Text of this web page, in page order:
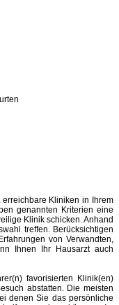
Kliniken in Ihrem
genannten Kriterien eine
Klinik schicken. Anhand
treffen. Berücksichtigen
von Verwandten,
Ihnen Ihr Hausarzt auch
favorisierten Klinik(en)
abstatten. Die meisten
denen Sie das persönliche